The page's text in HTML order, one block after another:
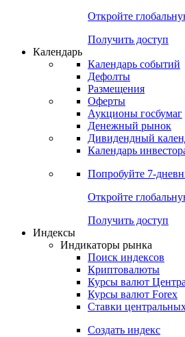
Откройте
Получить доступ
Календарь
Календарь событий
Дефолты
Размещения
Оферты
Аукционы госбумаг
Денежный рынок
Дивидендный
Календарь
Попробуйте 7-
Откройте
Получить доступ
Индексы
Индикаторы рынка
Поиск индексов
Криптовалюты
Курсы валют
Курсы валют Forex
Ставки
Создать индекс